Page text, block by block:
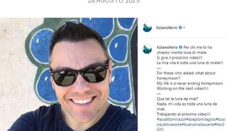
FOTO
CONCORSI
EVENTI
VIDEO